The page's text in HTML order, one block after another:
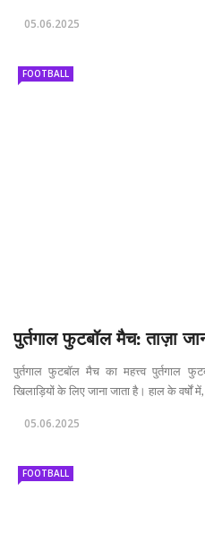
05.06.2025
FOOTBALL
पुर्तगाल फुटबॉल मैच: ताज़ा
पुर्तगाल फुटबॉल मैच का महत्त्व पुर्तगाल
खिलाड़ियों के लिए जाना जाता है। हाल के वर्षों
05.06.2025
FOOTBALL